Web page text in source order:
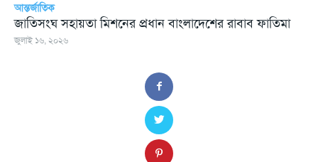
আন্তর্জাতিক
জাতিসংঘ সহায়তা মিশনের প্রধান বাংলাদেশের রাবাব ফাতিমা
জুলাই ১৬, ২০২৬